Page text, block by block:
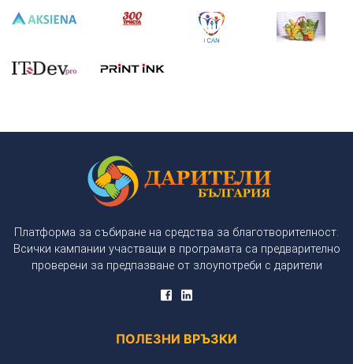
Платформа за събиране на средства за благотворителност.
Всички кампании участващи в програмата са предварително
проверени за предпазване от злоупотреби с дарители
ПОЛЕЗНИ ВРЪЗКИ